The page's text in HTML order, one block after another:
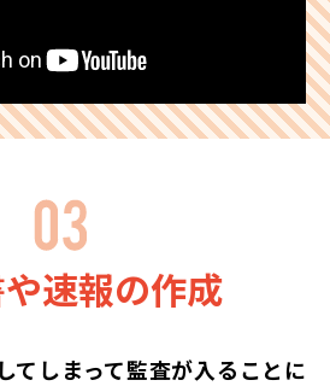
速報の作成
てしまって監査が入ることに